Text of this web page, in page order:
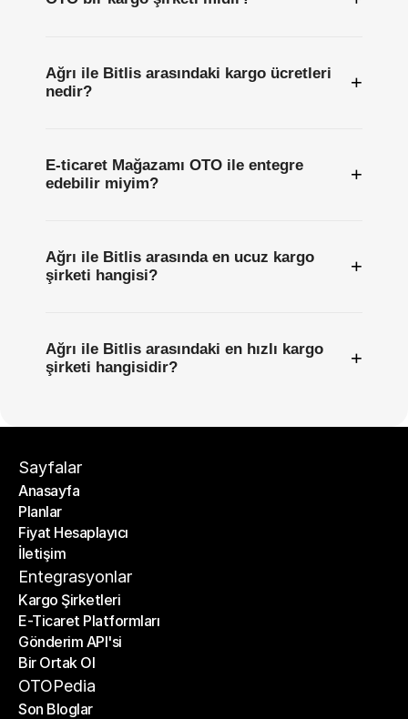
Ağrı ile Bitlis arasındaki kargo ücretleri
nedir?
+
E-ticaret Mağazamı OTO ile entegre
edebilir miyim?
+
Ağrı ile Bitlis arasında en ucuz kargo
şirketi hangisi?
+
Ağrı ile Bitlis arasındaki en hızlı kargo
şirketi hangisidir?
+
Sayfalar
Anasayfa
Anasayfa
Planlar
Planlar
Fiyat Hesaplayıcı
Fiyat Hesaplayıcı
İletişim
İletişim
Entegrasyonlar
Kargo Şirketleri
Kargo Şirketleri
E-Ticaret Platformları
E-Ticaret Platformları
Gönderim API'si
Gönderim API'si
Bir Ortak Ol
Bir Ortak Ol
OTOPedia
Son Bloglar